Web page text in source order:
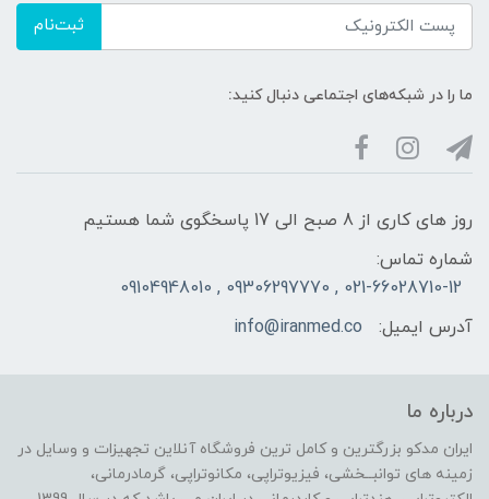
ثبت‌نام
ما را در شبکه‌های اجتماعی دنبال کنید:
روز های کاری از 8 صبح الی 17 پاسخگوی شما هستیم
شماره تماس:
021-66028710-12 , 09306297770 , 09104948010
آدرس ایمیل:
info@iranmed.co
درباره ما
ایران مدکو بزرگترین و کامل ترین فروشگاه آنلاین تجهیزات و وسایل در
زمینه های توانبــخشی، فیزیوتراپی، مکانوتراپی، گرمادرمانی،